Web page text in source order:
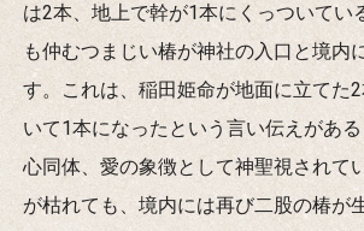
は2本、地上で幹が1本にくっついてい
も仲むつまじい椿が神社の入口と境内
す。これは、稲田姫命が地面に立てた
いて1本になったという言い伝えがある
心同体、愛の象徴として神聖視されて
が枯れても、境内には再び二股の椿が